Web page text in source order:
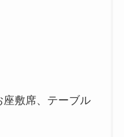
座敷席、テーブル